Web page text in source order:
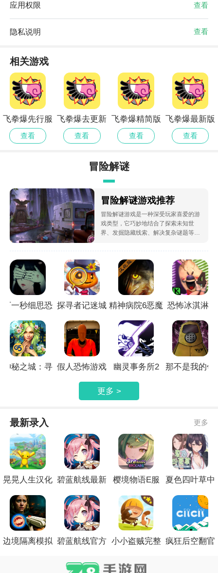
应用权限 查看
隐私说明 查看
相关游戏
飞拳爆先行服
查看
飞拳爆去更新
版
查看
飞拳爆精简版
查看
飞拳爆最新版
查看
冒险解谜
冒险解谜游戏推荐
冒险解谜游戏是一种深受玩家喜爱的游
戏类型，它巧妙地结合了探索未知世
界、发掘隐藏线索、解决复杂谜题等多
的独特体验。此类游戏通常设有丰富多
样的场景和关卡，玩家扮演的角色需要
通过智慧和观察力去揭示隐藏在游戏深
处的故事线，有时还会面临时间限制、
选择决策等动态情境，使得游戏进程充
满悬念与惊喜。
下一秒细思恐 探寻者记迷城 精神病院6恶魔 恐怖冰淇淋4
神秘之城：寻 假人恐怖游戏 幽灵事务所2
那不是我的邻
更多 >
最新录入 更多
晃晃人生汉化 碧蓝航线最新
樱境物语E服
夏色四叶草中
边境隔离模拟 碧蓝航线官方 小小盗贼完整 疯狂后空翻官